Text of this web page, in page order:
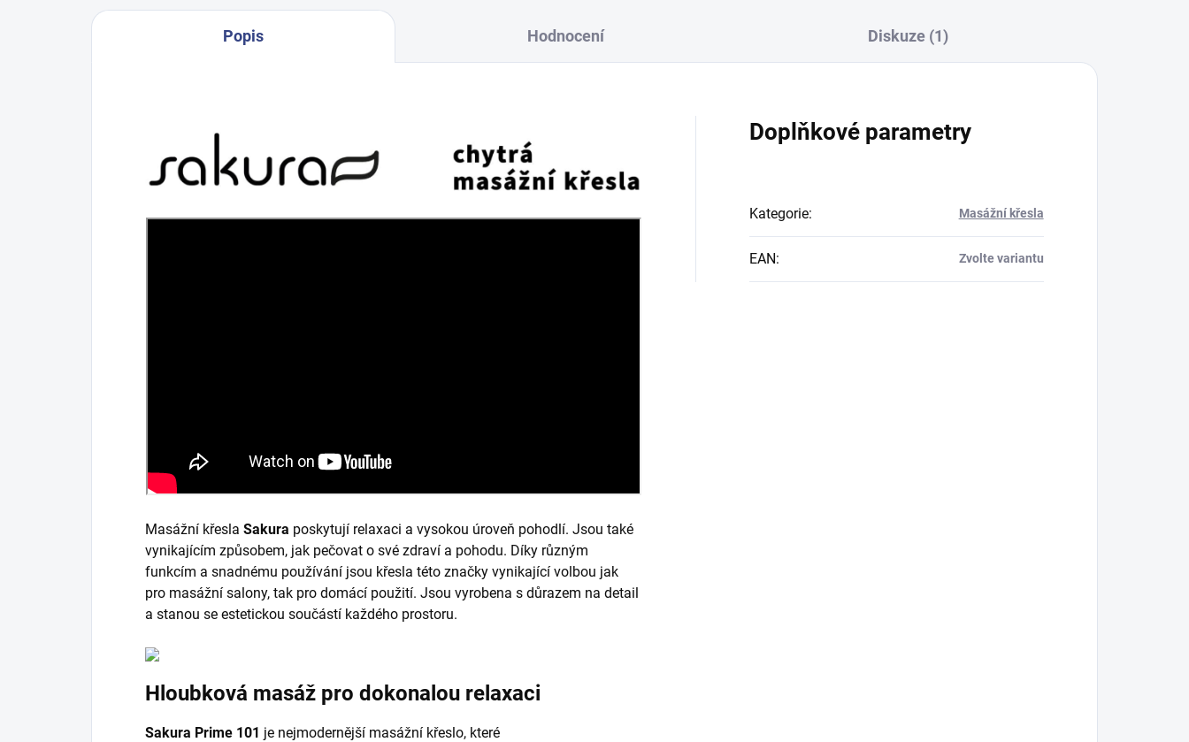
Popis Hodnocení Diskuze (1)
Masážní křesla Sakura poskytují relaxaci a vysokou úroveň pohodlí. Jsou také
vynikajícím způsobem, jak pečovat o své zdraví a pohodu. Díky různým
funkcím a snadnému používání jsou křesla této značky vynikající volbou jak
pro masážní salony, tak pro domácí použití. Jsou vyrobena s důrazem na detail
a stanou se estetickou součástí každého prostoru.
Hloubková masáž pro dokonalou relaxaci
Sakura Prime 101 je nejmodernější masážní křeslo, které
Doplňkové parametry
Kategorie: Masážní křesla
EAN: Zvolte variantu